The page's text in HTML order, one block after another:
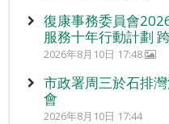
復康事務委員會
服務十年行動計劃
2026年8月10日 17:48
市政署周三於石排
會
2026年8月10日 17:44